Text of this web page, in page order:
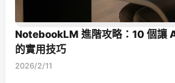
NotebookLM 進階攻略：10 個讓
的實用技巧
2026/2/11